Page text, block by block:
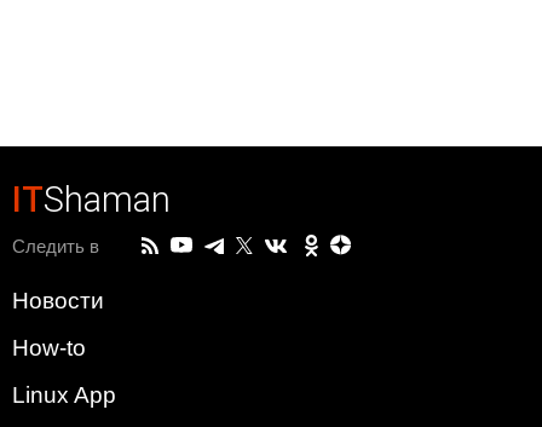
ITShaman
Следить в
Новости
How-to
Linux App